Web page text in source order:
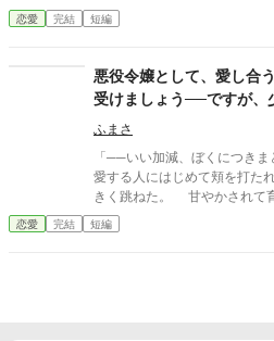
爵家の一人息子レオン。 そこ
う衝撃の二文字だった。
恋愛 完結 短編
悪役令嬢として、愛し合
受けましょう──ですが、
か。
ふまさ
「──いい加減、ぼくにつきまとう
愛する人にはじめて頬を打た
きく跳ねた。 甘やかされて育ってきたマイナにとって、それは
とてつもない衝撃だったのだ
ものであろう記憶が、マイナ
恋愛 完結 短編